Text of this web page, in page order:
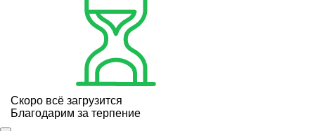
Скоро всё загрузится
Благодарим за терпение